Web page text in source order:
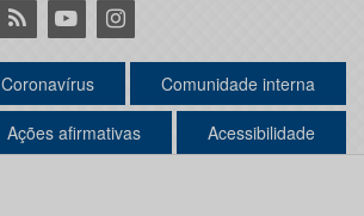
RSS YoutubeInstagram
Coronavírus Comunidade interna
Ações afirmativas Acessibilidade